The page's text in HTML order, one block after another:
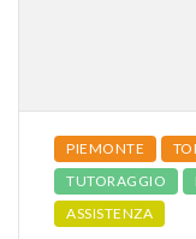
PIEMONTE
TUTORAGGIO
ASSISTENZA